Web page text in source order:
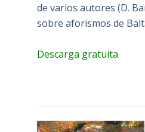
de varios autores (D.
sobre aforismos de
Descarga gratuita